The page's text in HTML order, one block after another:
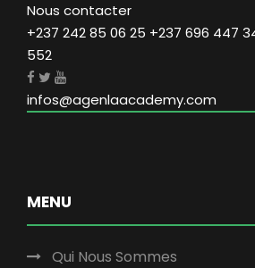
Nous contacter
+237 242 85 06 25 +237 696 447
552
infos@agenlaacademy.com
MENU
Qui Nous Sommes